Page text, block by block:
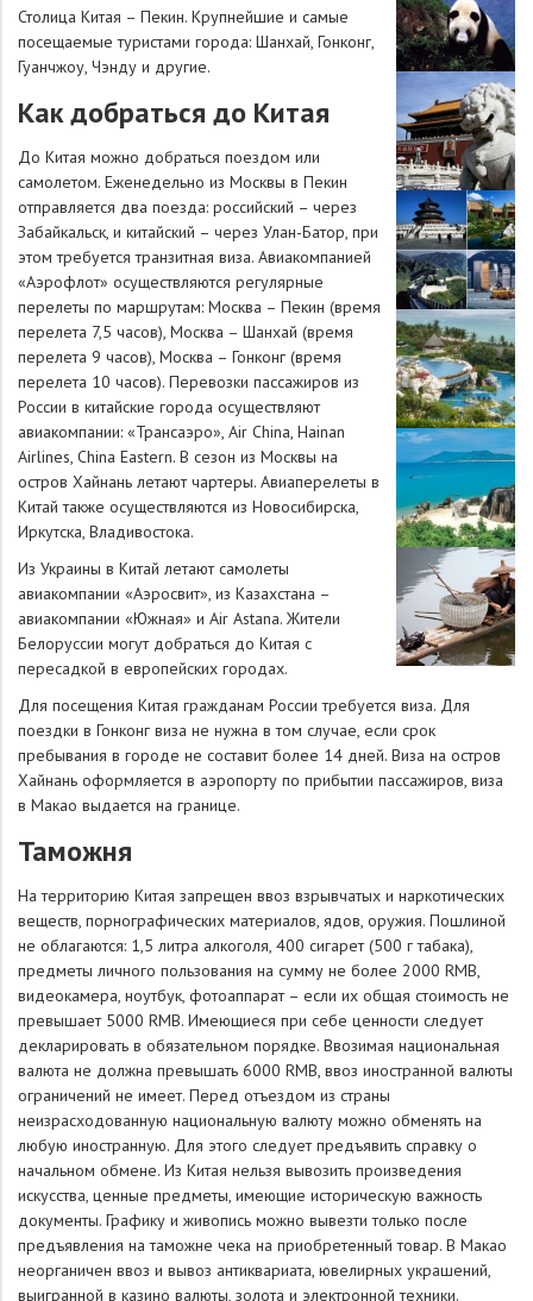
Столица Китая – Пекин. Крупнейшие и самые
посещаемые туристами города: Шанхай, Гонконг,
Гуанчжоу, Чэнду и другие.
Как добраться до Китая
До Китая можно добраться поездом или
самолетом. Еженедельно из Москвы в Пекин
отправляется два поезда: российский – через
Забайкальск, и китайский – через Улан-Батор, при
этом требуется транзитная виза. Авиакомпанией
«Аэрофлот» осуществляются регулярные
перелеты по маршрутам: Москва – Пекин (время
перелета 7,5 часов), Москва – Шанхай (время
перелета 9 часов), Москва – Гонконг (время
перелета 10 часов). Перевозки пассажиров из
России в китайские города осуществляют
авиакомпании: «Трансаэро», Air China, Hainan
Airlines, China Eastern. В сезон из Москвы на
остров Хайнань летают чартеры. Авиаперелеты в
Китай также осуществляются из Новосибирска,
Иркутска, Владивостока.
Из Украины в Китай летают самолеты
авиакомпании «Аэросвит», из Казахстана –
авиакомпании «Южная» и Air Astana. Жители
Белоруссии могут добраться до Китая с
пересадкой в европейских городах.
Для посещения Китая гражданам России требуется виза. Для
поездки в Гонконг виза не нужна в том случае, если срок
пребывания в городе не составит более 14 дней. Виза на остров
Хайнань оформляется в аэропорту по прибытии пассажиров, виза
в Макао выдается на границе.
Таможня
На территорию Китая запрещен ввоз взрывчатых и наркотических
веществ, порнографических материалов, ядов, оружия. Пошлиной
не облагаются: 1,5 литра алкоголя, 400 сигарет (500 г табака),
предметы личного пользования на сумму не более 2000 RMB,
видеокамера, ноутбук, фотоаппарат – если их общая стоимость не
превышает 5000 RMB. Имеющиеся при себе ценности следует
декларировать в обязательном порядке. Ввозимая национальная
валюта не должна превышать 6000 RMB, ввоз иностранной валюты
ограничений не имеет. Перед отъездом из страны
неизрасходованную национальную валюту можно обменять на
любую иностранную. Для этого следует предъявить справку о
начальном обмене. Из Китая нельзя вывозить произведения
искусства, ценные предметы, имеющие историческую важность
документы. Графику и живопись можно вывезти только после
предъявления на таможне чека на приобретенный товар. В Макао
неорганичен ввоз и вывоз антиквариата, ювелирных украшений,
выигранной в казино валюты, золота и электронной техники.